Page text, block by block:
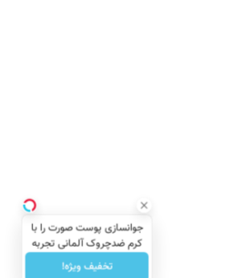
جوانسازی پوست صورت را با
کرم ضدچروک آلمانی تجربه
کنید!
تخفیف ویژه!